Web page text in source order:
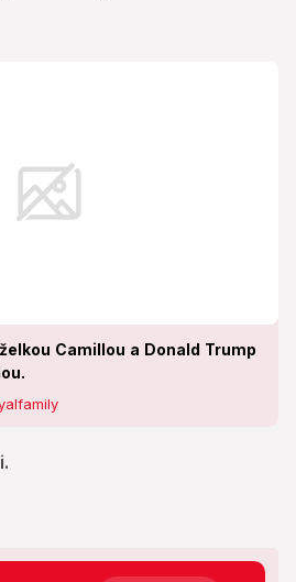
Camillou a Donald Trump